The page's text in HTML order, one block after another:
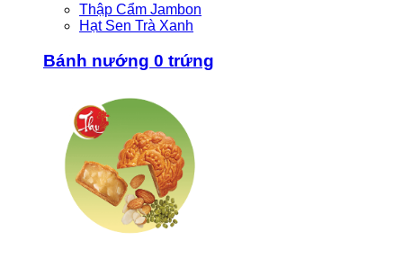
Thập Cẩm Jambon
Hạt Sen Trà Xanh
Bánh nướng 0 trứng